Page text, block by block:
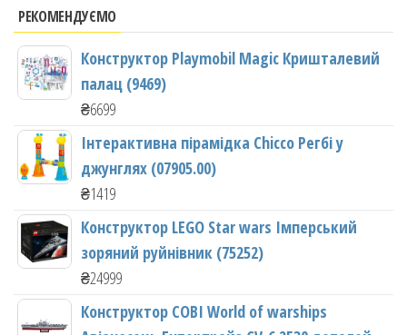
РЕКОМЕНДУЄМО
Конструктор Playmobil Magic Кришталевий
палац (9469)
₴6699
Інтерактивна пірамідка Chicco Регбі у
джунглях (07905.00)
₴1419
Конструктор LEGO Star wars Імперський
зоряний руйнівник (75252)
₴24999
Конструктор COBI World of warships